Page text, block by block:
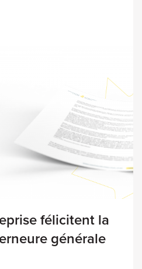
félicitent la
générale